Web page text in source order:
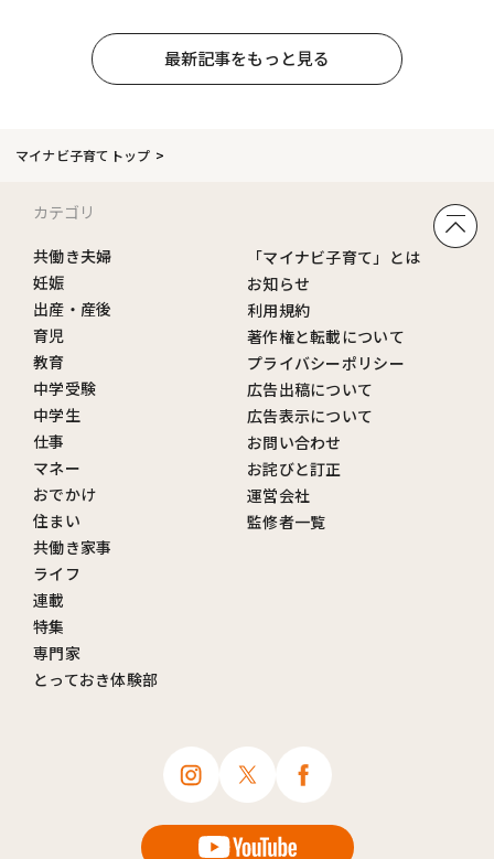
最新記事をもっと見る
マイナビ子育てトップ
カテゴリ
共働き夫婦
妊娠
出産・産後
育児
教育
中学受験
中学生
仕事
マネー
おでかけ
住まい
共働き家事
ライフ
連載
特集
専門家
とっておき体験部
「マイナビ子育て」とは
お知らせ
利用規約
著作権と転載について
プライバシーポリシー
広告出稿について
広告表示について
お問い合わせ
お詫びと訂正
運営会社
監修者一覧